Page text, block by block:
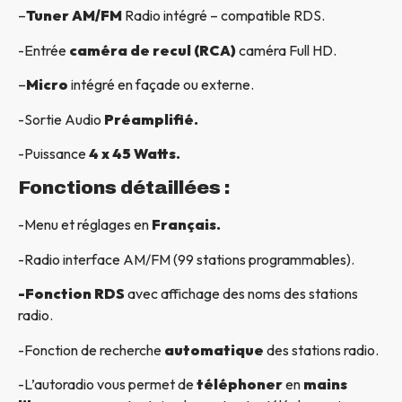
–Tuner AM/FM Radio intégré – compatible RDS.
-Entrée caméra de recul (RCA)caméra Full HD.
–Micro intégré en façade ou externe.
-Sortie Audio Préamplifié.
-Puissance4 x 45 Watts.
Fonctions détaillées :
-Menu et réglages en Français.
-Radio interface AM/FM (99 stations programmables).
-Fonction RDSavec affichage des noms des stations
radio.
-Fonction de recherche automatique des stations radio.
-L’autoradio vous permet detéléphoneren mains